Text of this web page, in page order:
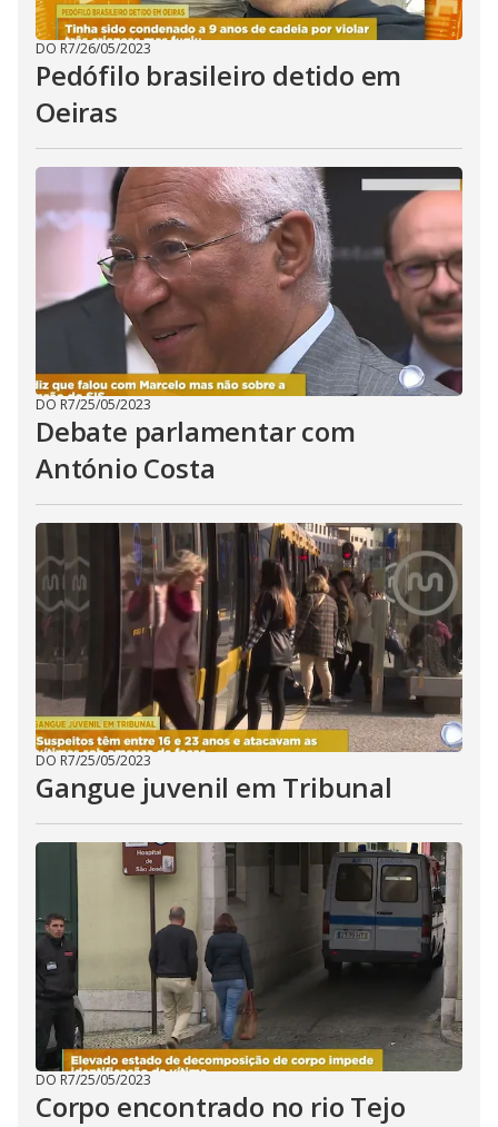
DO R7/26/05/2023
Pedófilo brasileiro detido em
Oeiras
DO R7/25/05/2023
Debate parlamentar com
António Costa
DO R7/25/05/2023
Gangue juvenil em Tribunal
DO R7/25/05/2023
Corpo encontrado no rio Tejo